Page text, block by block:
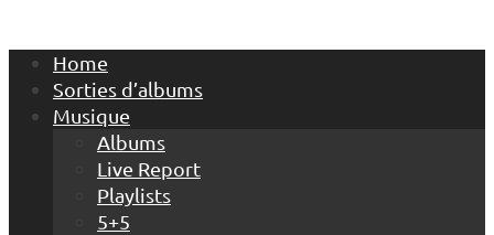
Home
Sorties d’albums
Musique
Albums
Live Report
Playlists
5+5